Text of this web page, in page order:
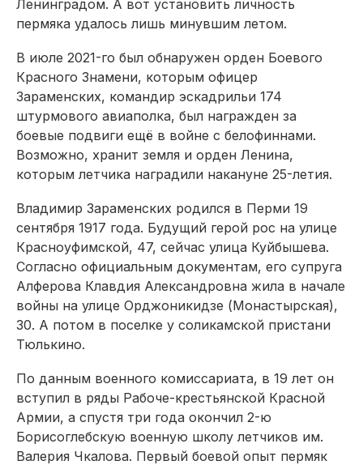
Ленинградом. А вот установить личность
пермяка удалось лишь минувшим летом.
В июле 2021-го был обнаружен орден Боевого
Красного Знамени, которым офицер
Зараменских, командир эскадрильи 174
штурмового авиаполка, был награжден за
боевые подвиги ещё в войне с белофиннами.
Возможно, хранит земля и орден Ленина,
которым летчика наградили накануне 25-летия.
Владимир Зараменских родился в Перми 19
сентября 1917 года. Будущий герой рос на улице
Красноуфимской, 47, сейчас улица Куйбышева.
Согласно официальным документам, его супруга
Алферова Клавдия Александровна жила в начале
войны на улице Орджоникидзе (Монастырская),
30. А потом в поселке у соликамской пристани
Тюлькино.
По данным военного комиссариата, в 19 лет он
вступил в ряды Рабоче-крестьянской Красной
Армии, а спустя три года окончил 2-ю
Борисоглебскую военную школу летчиков им.
Валерия Чкалова. Первый боевой опыт пермяк